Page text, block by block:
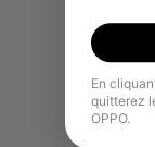
En
quitterez
OPPO.